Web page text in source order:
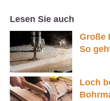
Lesen Sie auch
Große
So
Loch